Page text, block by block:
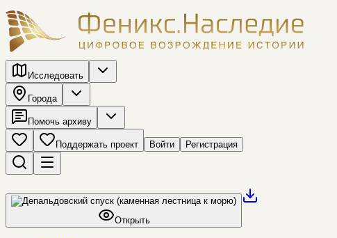
Исследовать
Города
Помочь архиву
Поддержать проект Войти Регистрация
Открыть